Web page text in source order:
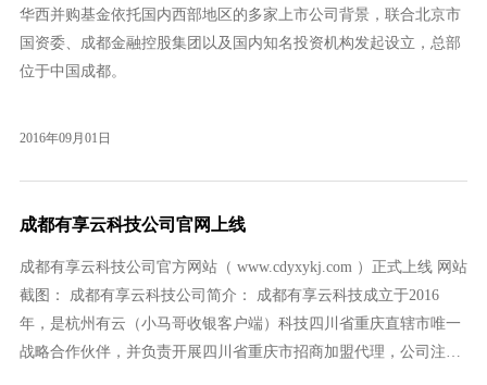
华西并购基金依托国内西部地区的多家上市公司背景，联合北京市
国资委、成都金融控股集团以及国内知名投资机构发起设立，总部
位于中国成都。
2016年09月01日
成都有享云科技公司官网上线
成都有享云科技公司官方网站（ www.cdyxykj.com ）正式上线 网站
截图： 成都有享云科技公司简介： 成都有享云科技成立于2016
年，是杭州有云（小马哥收银客户端）科技四川省重庆直辖市唯一
战略合作伙伴，并负责开展四川省重庆市招商加盟代理，公司注册